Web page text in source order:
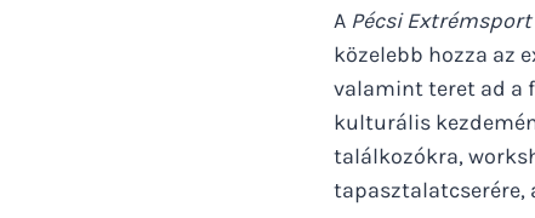
A Pécsi
közelebb hozza az
valamint teret ad a
kulturális
találkozókra,
tapasztalatcserére,